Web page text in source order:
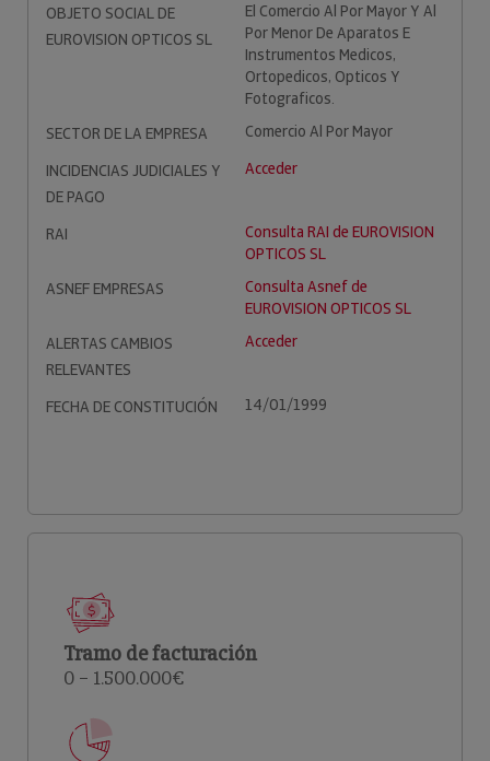
OBJETO SOCIAL DE
EUROVISION OPTICOS SL
El Comercio Al Por Mayor Y Al
Por Menor De Aparatos E
Instrumentos Medicos,
Ortopedicos, Opticos Y
Fotograficos.
SECTOR DE LA EMPRESA
Comercio Al Por Mayor
INCIDENCIAS JUDICIALES Y
DE PAGO
Acceder
RAI
Consulta RAI de EUROVISION
OPTICOS SL
ASNEF EMPRESAS
Consulta Asnef de
EUROVISION OPTICOS SL
ALERTAS CAMBIOS
RELEVANTES
Acceder
FECHA DE CONSTITUCIÓN 14/01/1999
Tramo de facturación
0 – 1.500.000€